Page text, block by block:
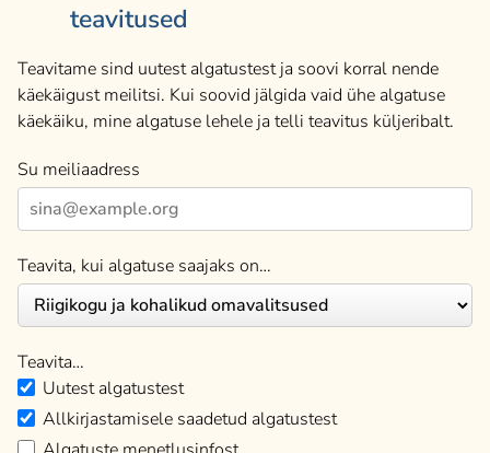
teavitused
Teavitame sind uutest algatustest ja soovi korral nende
käekäigust meilitsi. Kui soovid jälgida vaid ühe algatuse
käekäiku, mine algatuse lehele ja telli teavitus küljeribalt.
Su meiliaadress
Teavita, kui algatuse saajaks on…
Teavita…
Uutest algatustest
Allkirjastamisele saadetud algatustest